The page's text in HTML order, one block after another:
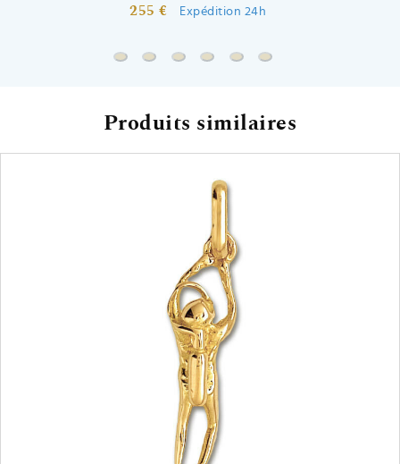
255 €
Expédition 24h
Chaine gourmette - Or jaune 18ct
Chaine forçat rond - Or jaune 18ct
Chaine marine forçat - Or jaune
Chaine forçat miroir - Or jaune
Chaine marine forçat - Or
Chaine spiga - Or
Produits similaires